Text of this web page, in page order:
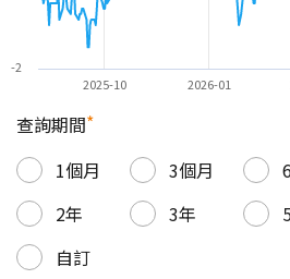
2025-10 2026-01
-2
查詢期間*
1個月
3個月
2年
3年
自訂